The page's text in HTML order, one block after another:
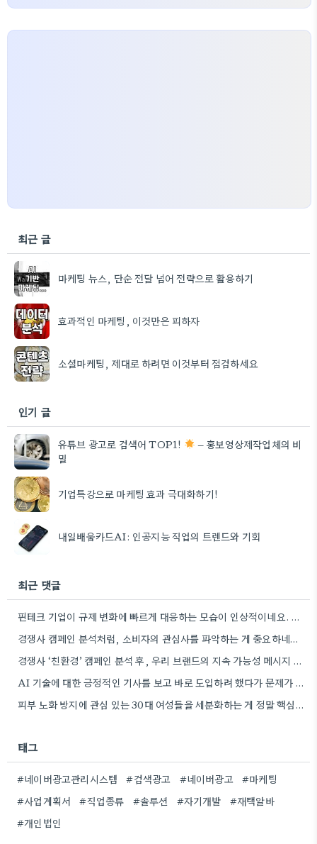
최근 글
마케팅 뉴스, 단순 전달 넘어 전략으로 활용하기
효과적인 마케팅, 이것만은 피하자
소셜마케팅, 제대로 하려면 이것부터 점검하세요
인기 글
유튜브 광고로 검색어 TOP1!
– 홍보영상제작업체의 비
밀
기업특강으로 마케팅 효과 극대화하기!
내일배움카드AI: 인공지능 직업의 트렌드와 기회
최근 댓글
핀테크 기업이 규제 변화에 빠르게 대응하는 모습이 인상적이네요. 실제 비즈니스에 적용하기 위한 구체적인 방법론을 제시하는…
경쟁사 캠페인 분석처럼, 소비자의 관심사를 파악하는 게 중요하네요. 친환경 트렌드를 놓치지 않아서 좋네요.
경쟁사 ‘친환경’ 캠페인 분석 후, 우리 브랜드의 지속 가능성 메시지 개발 아이디어가 떠오르네요. 좋은 예시…
AI 기술에 대한 긍정적인 기사를 보고 바로 도입하려 했다가 문제가 생긴 사례를 말씀해주셔서 공감됩니다. 실제…
피부 노화 방지에 관심 있는 30대 여성들을 세분화하는 게 정말 핵심인 것 같아요. 제가 경험해…
태그
#네이버광고관리시스템 #검색광고 #네이버광고
#마케팅
#사업계획서
#직업종류 #솔루션 #자기개발
#재택알바
#개인법인